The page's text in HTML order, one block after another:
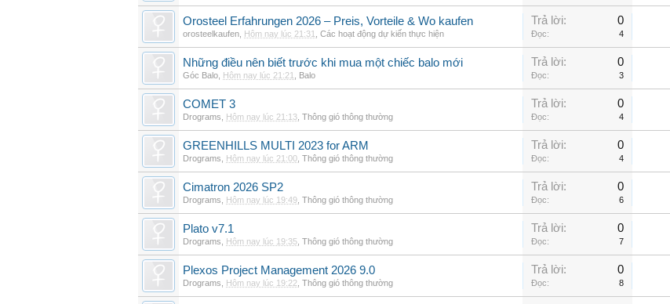
Orosteel Erfahrungen 2026 – Preis, Vorteile & Wo kaufen
orosteelkaufen Hôm nay lúc 21:31 Các hoạt động dự kiến thực hiện
Trả lời: 0
Đọc: 4
Những điều nên biết trước khi mua một chiếc balo mới
Góc Balo Hôm nay lúc 21:21 Balo
Trả lời: 0
Đọc: 3
COMET 3
Drograms Hôm nay lúc 21:13 Thông gió thông thường
Trả lời: 0
Đọc: 4
GREENHILLS MULTI 2023 for ARM
Drograms Hôm nay lúc 21:00 Thông gió thông thường
Trả lời: 0
Đọc: 4
Cimatron 2026 SP2
Drograms Hôm nay lúc 19:49 Thông gió thông thường
Trả lời: 0
Đọc: 6
Plato v7.1
Drograms Hôm nay lúc 19:35 Thông gió thông thường
Trả lời: 0
Đọc: 7
Plexos Project Management 2026 9.0
Drograms Hôm nay lúc 19:22 Thông gió thông thường
Trả lời: 0
Đọc: 8